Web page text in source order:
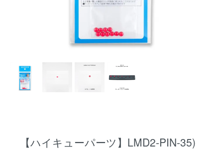
【ハイキューパーツ】LMD2-PIN-35)